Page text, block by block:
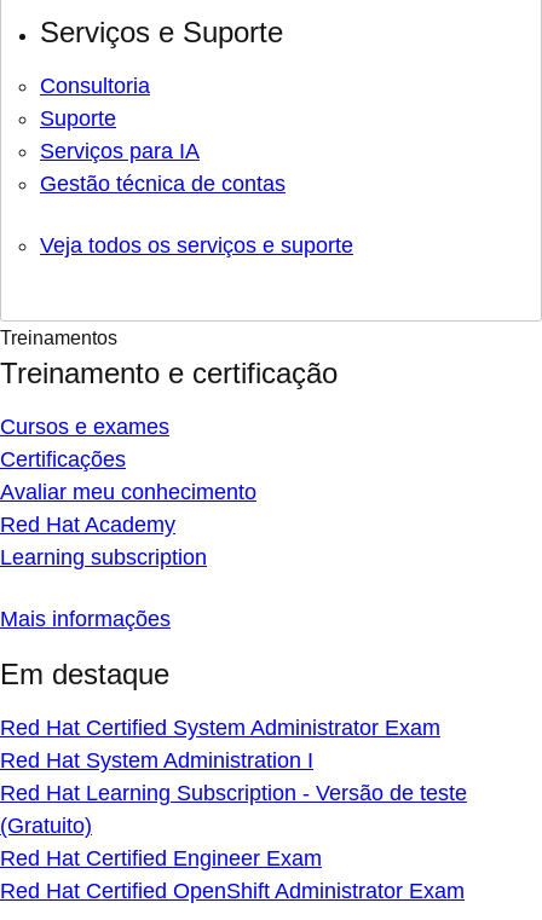
Serviços e Suporte
Consultoria
Suporte
Serviços para IA
Gestão técnica de contas
Veja todos os serviços e suporte
Treinamentos
Treinamento e certificação
Cursos e exames
Certificações
Avaliar meu conhecimento
Red Hat Academy
Learning subscription
Mais informações
Em destaque
Red Hat Certified System Administrator Exam
Red Hat System Administration I
Red Hat Learning Subscription - Versão de teste
(Gratuito)
Red Hat Certified Engineer Exam
Red Hat Certified OpenShift Administrator Exam